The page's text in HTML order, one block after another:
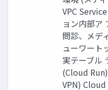
VPC
ョン内部ア
問診、メデ
ューワート
実テーブル
(Cloud
VPN)